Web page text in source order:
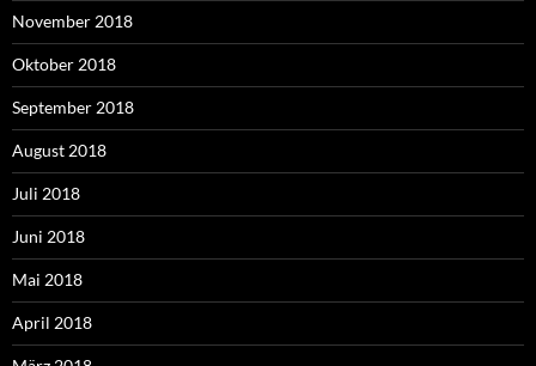
November 2018
Oktober 2018
September 2018
August 2018
Juli 2018
Juni 2018
Mai 2018
April 2018